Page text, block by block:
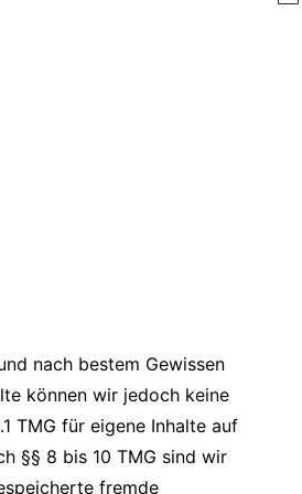
nach bestem Gewissen
können wir jedoch keine
TMG für eigene Inhalte auf
§§ 8 bis 10 TMG sind wir
fremde